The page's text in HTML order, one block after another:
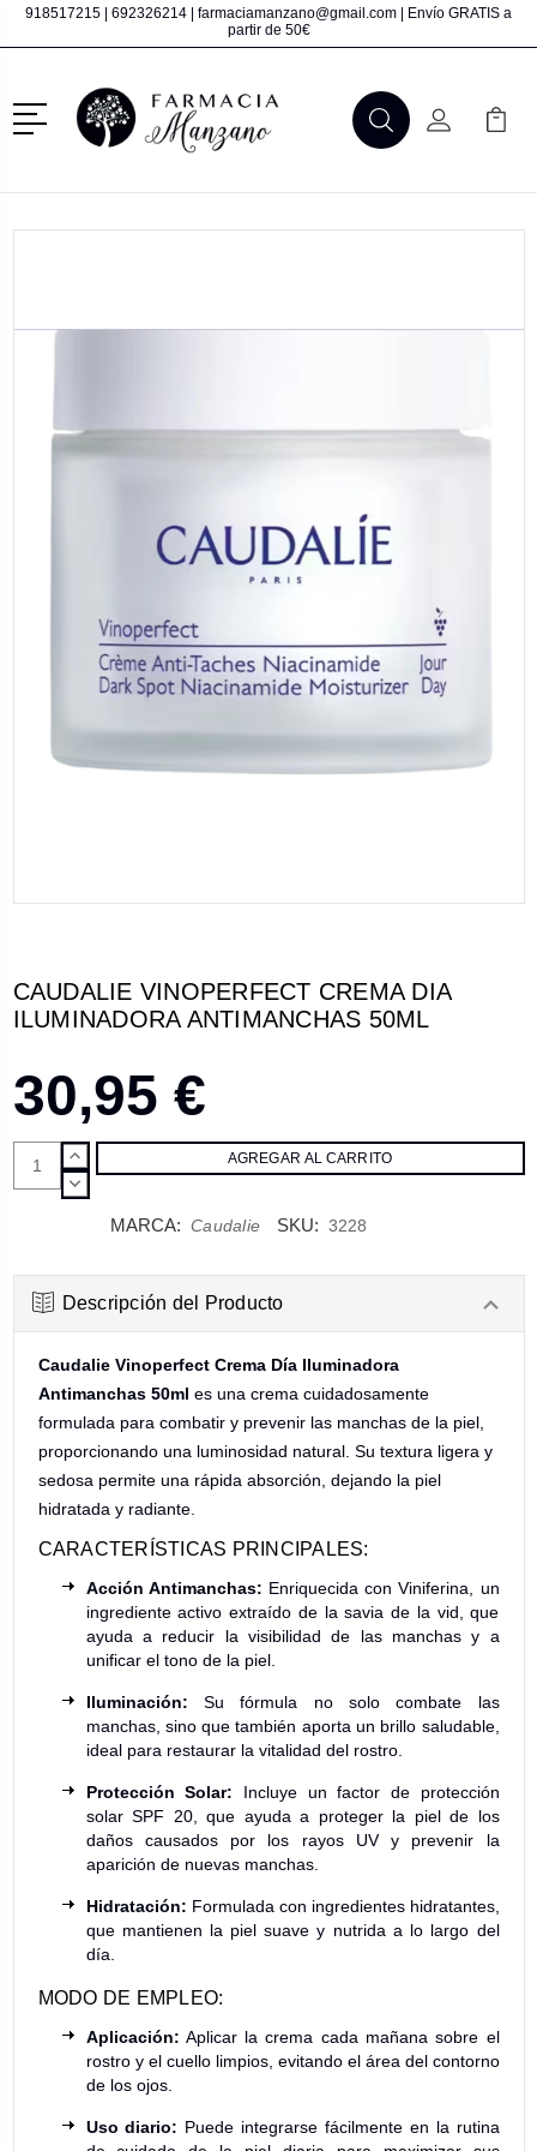
918517215 692326214 farmaciamanzano@gmail.com | Envío GRATIS a
partir de 50€
Menú
BuscarMi Cuenta
Mi
CAUDALIE VINOPERFECT CREMA DIA
ILUMINADORA ANTIMANCHAS 50ML
30,95 €
AUMENTAR
CANTIDAD:
DISMINUIR
MARCA: Caudalie SKU: 3228
Descripción del Producto
Caudalie Vinoperfect Crema Día Iluminadora
Antimanchas 50ml es una crema cuidadosamente
formulada para combatir y prevenir las manchas de la piel,
proporcionando una luminosidad natural. Su textura ligera y
sedosa permite una rápida absorción, dejando la piel
hidratada y radiante.
CARACTERÍSTICAS PRINCIPALES:
Acción Antimanchas: Enriquecida con Viniferina, un
ingrediente activo extraído de la savia de la vid, que
ayuda a reducir la visibilidad de las manchas y a
unificar el tono de la piel.
Iluminación: Su fórmula no solo combate las
manchas, sino que también aporta un brillo saludable,
ideal para restaurar la vitalidad del rostro.
Protección Solar: Incluye un factor de protección
solar SPF 20, que ayuda a proteger la piel de los
daños causados por los rayos UV y prevenir la
aparición de nuevas manchas.
Hidratación: Formulada con ingredientes hidratantes,
que mantienen la piel suave y nutrida a lo largo del
día.
MODO DE EMPLEO:
Aplicación: Aplicar la crema cada mañana sobre el
rostro y el cuello limpios, evitando el área del contorno
de los ojos.
Uso diario: Puede integrarse fácilmente en la rutina